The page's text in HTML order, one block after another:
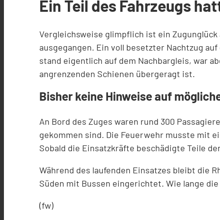
Ein Teil des Fahrzeugs
Vergleichsweise glimpflich ist ein Zugunglück
ausgegangen. Ein voll besetzter Nachtzug
stand eigentlich auf dem Nachbargleis, war
angrenzenden Schienen übergeragt ist.
Bisher keine Hinweise auf
An Bord des Zuges waren rund 300
gekommen sind. Die Feuerwehr musste mit
Sobald die Einsatzkräfte beschädigte Teile
Während des laufenden Einsatzes bleibt die
Süden mit Bussen eingerichtet. Wie lange
(fw)